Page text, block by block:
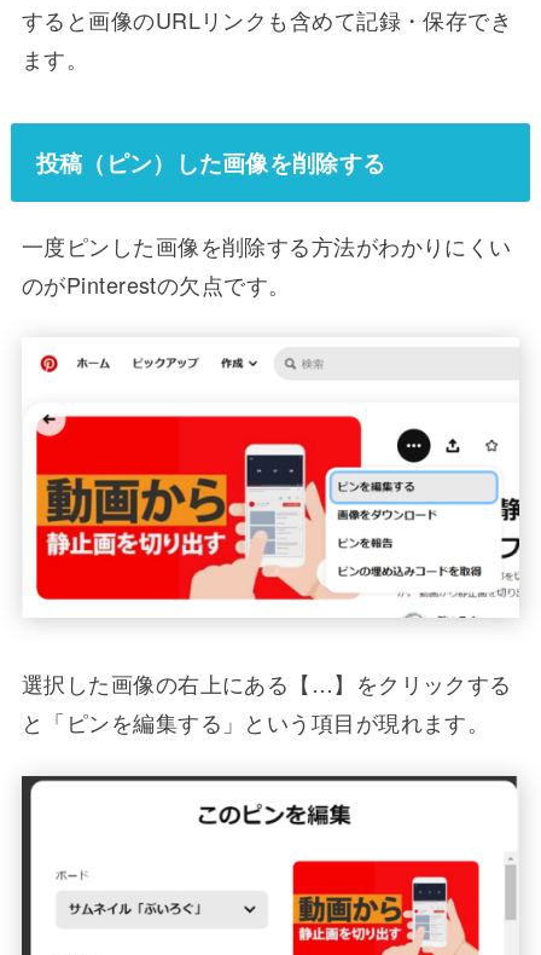
すると画像のURLリンクも含めて記録・保存でき
ます。
投稿（ピン）した画像を削除する
一度ピンした画像を削除する方法がわかりにくい
のがPinterestの欠点です。
選択した画像の右上にある【…】をクリックする
と「ピンを編集する」という項目が現れます。